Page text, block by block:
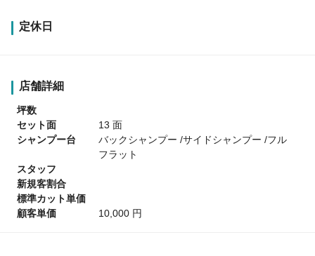
定休日
店舗詳細
坪数
セット面
13 面
シャンプー台
バックシャンプー /サイドシャンプー /フル
フラット
スタッフ
新規客割合
標準カット単価
顧客単価
10,000 円